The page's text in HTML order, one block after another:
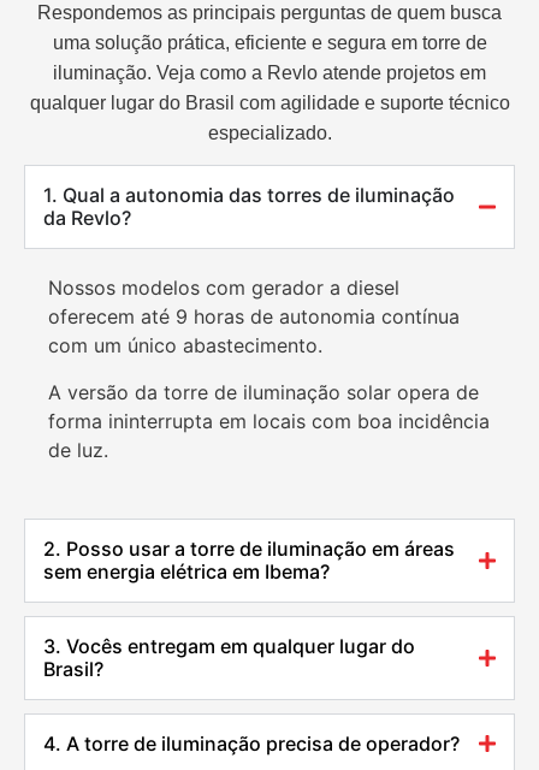
Respondemos as principais perguntas de quem busca
uma solução prática, eficiente e segura em torre de
iluminação. Veja como a Revlo atende projetos em
qualquer lugar do Brasil com agilidade e suporte técnico
especializado.
1. Qual a autonomia das torres de iluminação
da Revlo?
Nossos modelos com gerador a diesel
oferecem até 9 horas de autonomia contínua
com um único abastecimento.
A versão da torre de iluminação solar opera de
forma ininterrupta em locais com boa incidência
de luz.
2. Posso usar a torre de iluminação em áreas
sem energia elétrica em Ibema?
3. Vocês entregam em qualquer lugar do
Brasil?
4. A torre de iluminação precisa de operador?